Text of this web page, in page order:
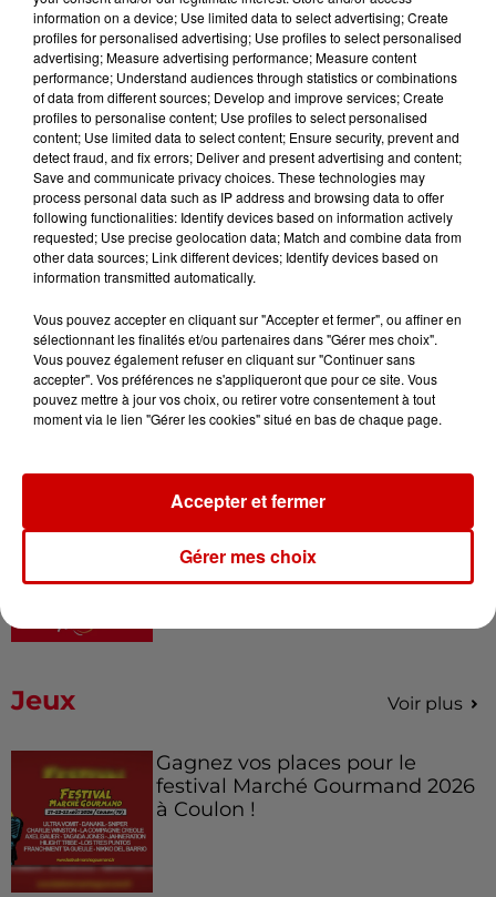
Voir plus
7 août 2026
Pape Léon XIV en France : quel
est son programme ?
7 août 2026
Limoges : un bébé d'un mois
blessé dans un incendie, un
appartement...
7 août 2026
Éclipse solaire : découvrez les
meilleurs spots d'observation
du...
7 août 2026
À LA UNE : professeur
condamné, repreneurs pour
Duralex et la...
Jeux Voir plus
Gagnez vos places pour le
festival Marché Gourmand 2026
à Coulon !
information on a device; Use limited data to select advertising; Create
profiles for personalised advertising; Use profiles to select personalised
advertising; Measure advertising performance; Measure content
performance; Understand audiences through statistics or combinations
of data from different sources; Develop and improve services; Create
profiles to personalise content; Use profiles to select personalised
content; Use limited data to select content; Ensure security, prevent and
detect fraud, and fix errors; Deliver and present advertising and content;
Save and communicate privacy choices. These technologies may
process personal data such as IP address and browsing data to offer
following functionalities: Identify devices based on information actively
requested; Use precise geolocation data; Match and combine data from
other data sources; Link different devices; Identify devices based on
information transmitted automatically.
Vous pouvez accepter en cliquant sur "Accepter et fermer", ou affiner en
sélectionnant les finalités et/ou partenaires dans "Gérer mes choix".
Vous pouvez également refuser en cliquant sur "Continuer sans
accepter". Vos préférences ne s'appliqueront que pour ce site. Vous
pouvez mettre à jour vos choix, ou retirer votre consentement à tout
moment via le lien "Gérer les cookies" situé en bas de chaque page.
Gérer mes choix
Accepter et fermer